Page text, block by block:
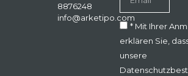
8876248
info@arketipo.com
* Mit Ihrer
erklären Sie,
unsere